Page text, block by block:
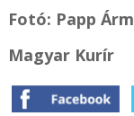
Fotó: Papp
Magyar Kurír